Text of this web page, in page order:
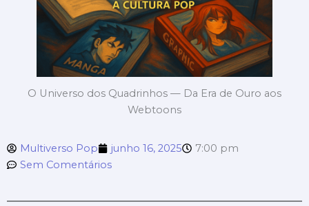
O Universo dos Quadrinhos — Da Era de Ouro aos
Webtoons
Multiverso Pop junho 16, 2025
7:00 pm
Sem Comentários